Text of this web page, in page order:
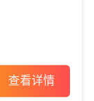
查看详情